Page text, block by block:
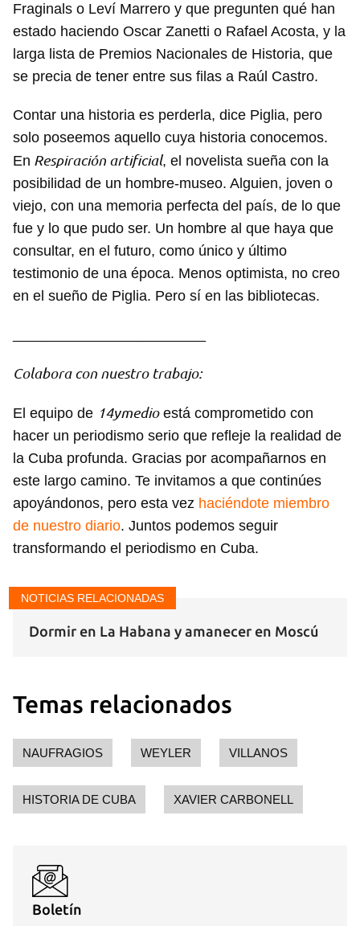
Guardar como favorito
Para poder guardar como favorito, primero has de
iniciar sesión con tu cuenta de 14ymedio.
INICIAR SESIÓN CANCELAR
Fraginals o Leví Marrero y que pregunten qué han
estado haciendo Oscar Zanetti o Rafael Acosta, y la
larga lista de Premios Nacionales de Historia, que
se precia de tener entre sus filas a Raúl Castro.
Contar una historia es perderla, dice Piglia, pero
solo poseemos aquello cuya historia conocemos.
En Respiración artificial, el novelista sueña con la
posibilidad de un hombre-museo. Alguien, joven o
viejo, con una memoria perfecta del país, de lo que
fue y lo que pudo ser. Un hombre al que haya que
consultar, en el futuro, como único y último
testimonio de una época. Menos optimista, no creo
en el sueño de Piglia. Pero sí en las bibliotecas.
Colabora con nuestro trabajo:
El equipo de 14ymedioestá comprometido con
hacer un periodismo serio que refleje la realidad de
la Cuba profunda. Gracias por acompañarnos en
este largo camino. Te invitamos a que continúes
apoyándonos, pero esta vez haciéndote miembro
de nuestro diario. Juntos podemos seguir
transformando el periodismo en Cuba.
NOTICIAS RELACIONADAS
Dormir en La Habana y amanecer en Moscú
Temas relacionados
NAUFRAGIOS WEYLER VILLANOS
HISTORIA DE CUBA XAVIER CARBONELL
Boletín